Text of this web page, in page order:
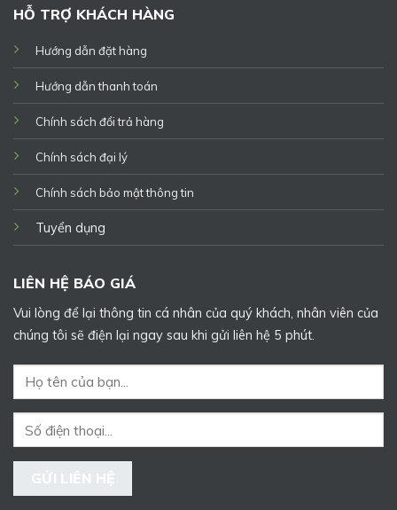
HỖ TRỢ KHÁCH HÀNG
Hướng dẫn đặt hàng
Hướng dẫn thanh toán
Chính sách đổi trả hàng
Chính sách đại lý
Chính sách bảo mật thông tin
Tuyển dụng
LIÊN HỆ BÁO GIÁ
Vui lòng để lại thông tin cá nhân của quý khách, nhân viên của
chúng tôi sẽ điện lại ngay sau khi gửi liên hệ 5 phút.